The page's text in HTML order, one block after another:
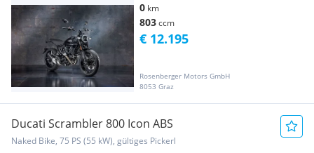
0 km
803ccm
Rosenberger Motors GmbH
8053 Graz
€ 12.195
Ducati Scrambler 800 Icon ABS
Naked Bike, 75 PS (55 kW), gültiges Pickerl